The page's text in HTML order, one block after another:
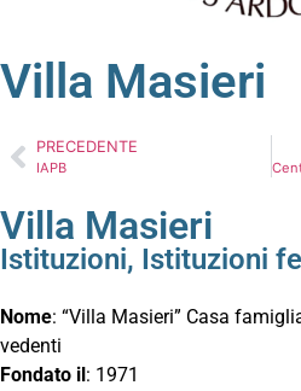
Villa Masieri
PRECEDENTE
IAPB
Villa Masieri
Istituzioni, Istituzioni
Nome: “Villa Masieri” Casa
vedenti
Fondato il: 1971